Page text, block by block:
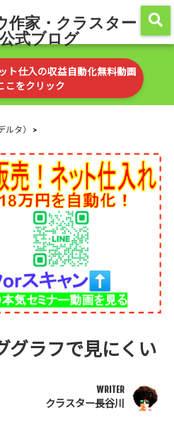
作家・クラスター
式ブログ
ト仕入の収益自動化無料動画
をクリック
タ）
グラフで見にくい
WRITER
クラスター長谷川